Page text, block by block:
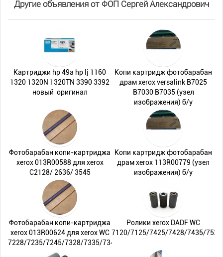
Другие объявления от ФОП Сергей Александрович
Картриджи hp 49а hp lj 1160
1320 1320N 1320TN 3390 3392
новый оригинал
Копи картридж фотобарабан
драм xerox versalink B7025
B7030 B7035 (узел
изображения) б/у
Фотобарабан копи-картриджа
xerox 013R00588 для xerox
C2128/ 2636/ 3545
Копи картридж фотобарабан
драм xerox 113R00779 (узел
изображения) б/у
Фотобарабан копи-картриджа
xerox 013R00624 для xerox WC
7228/7235/7245/7328/7335/7345
Ролики xerox DADF WC
7120/7125/7425/7428/7435/